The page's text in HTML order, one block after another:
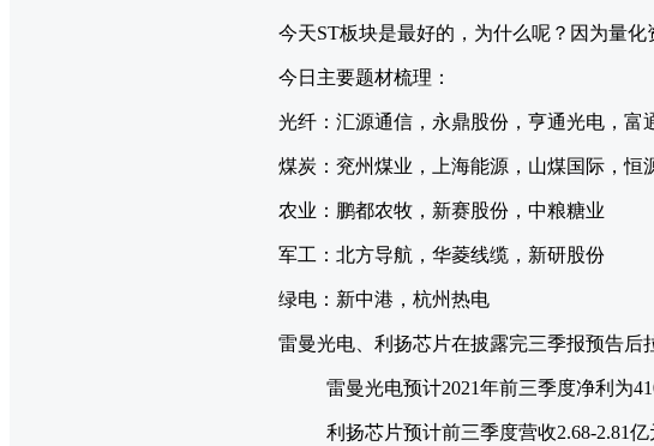
今天ST板块是最好的，为什么呢？因为量化
今日主要题材梳理：
光纤：汇源通信，永鼎股份，亨通光电，富
煤炭：兖州煤业，上海能源，山煤国际，恒
农业：鹏都农牧，新赛股份，中粮糖业
军工：北方导航，华菱线缆，新研股份
绿电：新中港，杭州热电
雷曼光电、利扬芯片在披露完三季报预告后
雷曼光电预计2021年前三季度净利为
利扬芯片预计前三季度营收2.68-2.81亿